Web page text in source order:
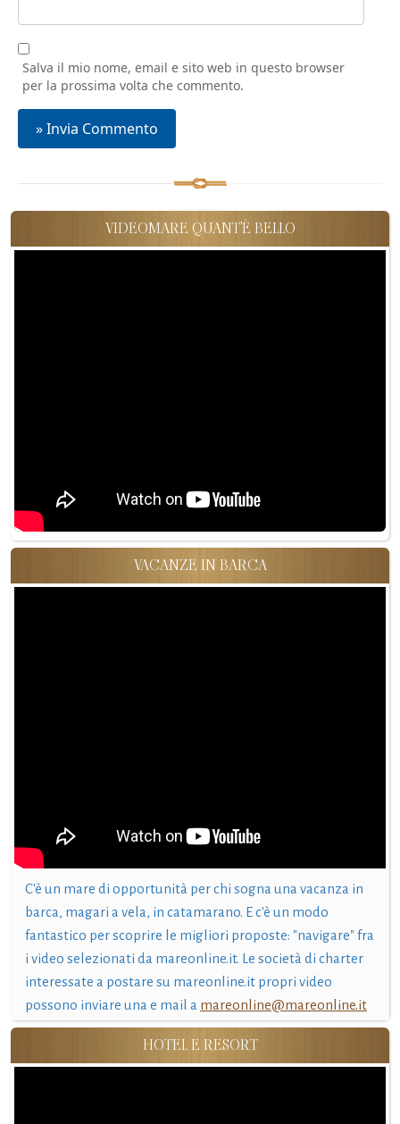
Salva il mio nome, email e sito web in questo browser
per la prossima volta che commento.
VIDEOMARE QUANT'È BELLO
VACANZE IN BARCA
C'è un mare di opportunità per chi sogna una vacanza in
barca, magari a vela, in catamarano. E c'è un modo
fantastico per scoprire le migliori proposte: "navigare" fra
i video selezionati da mareonline.it. Le società di charter
interessate a postare su mareonline.it propri video
possono inviare una e mail a mareonline@mareonline.it
HOTEL E RESORT